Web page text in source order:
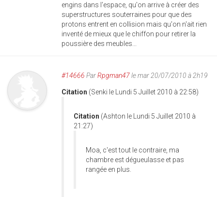
engins dans l'espace, qu'on arrive à créer des
superstructures souterraines pour que des
protons entrent en collision mais qu'on n'ait rien
inventé de mieux que le chiffon pour retirer la
poussière des meubles...
#14666 ParRpgman47le mar 20/07/2010 à 2h19
Citation (Senki le Lundi 5 Juillet 2010 à 22:58)
Citation (Ashton le Lundi 5 Juillet 2010 à
21:27)
Moa, c'est tout le contraire, ma
chambre est dégueulasse et pas
rangée en plus.